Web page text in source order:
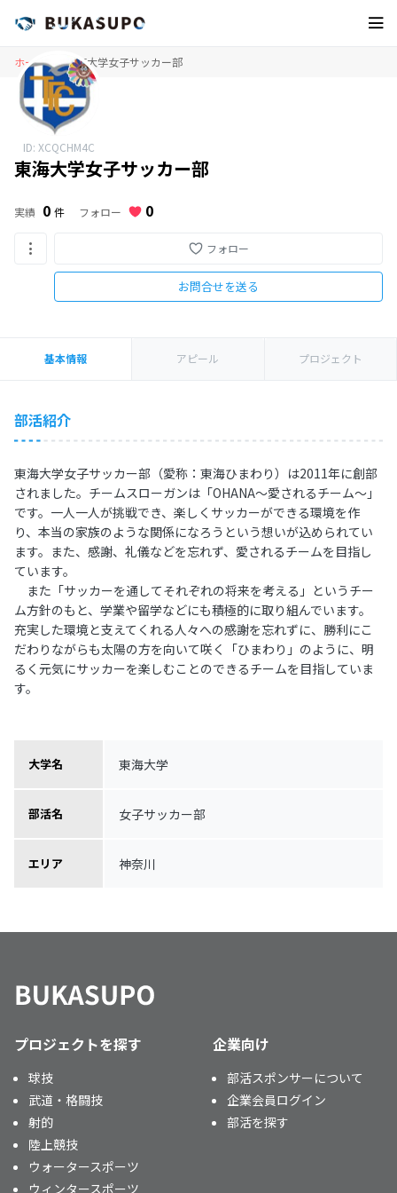
ホーム 東海大学女子サッカー部
ID: XCQCHM4C
東海大学女子サッカー部
実績 0 件 フォロー 0
フォロー
お問合せを送る
基本情報 アピール プロジェクト
部活紹介
東海大学女子サッカー部（愛称：東海ひまわり）は2011年に創部
されました。チームスローガンは「OHANA～愛されるチーム～」
です。一人一人が挑戦でき、楽しくサッカーができる環境を作
り、本当の家族のような関係になろうという想いが込められてい
ます。また、感謝、礼儀などを忘れず、愛されるチームを目指し
ています。
また「サッカーを通してそれぞれの将来を考える」というチー
ム方針のもと、学業や留学などにも積極的に取り組んでいます。
充実した環境と支えてくれる人々への感謝を忘れずに、勝利にこ
だわりながらも太陽の方を向いて咲く「ひまわり」のように、明
るく元気にサッカーを楽しむことのできるチームを目指していま
す。
大学名 東海大学
部活名 女子サッカー部
エリア 神奈川
プロジェクトを探す
球技
武道・格闘技
射的
陸上競技
ウォータースポーツ
ウィンタースポーツ
企業向け
部活スポンサーについて
企業会員ログイン
部活を探す